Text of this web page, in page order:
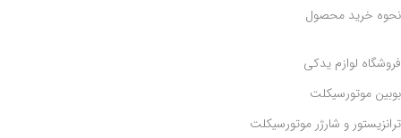
نحوه خرید محصول
فروشگاه لوازم یدکی
بوبین موتورسیکلت
ترانزیستور و شارژر موتورسیکلت